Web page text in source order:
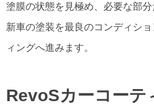
塗膜の状態を見極め、必要な部分
新車の塗装を最良のコンディシ
ィングへ進みます。
RevoSカーコーテ